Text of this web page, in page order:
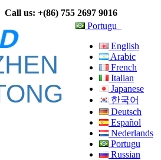
Call us: +(86) 755 2697 9016
Portugu
English
Arabic
French
Italian
Japanese
한국어
Deutsch
Español
Nederlands
Portugu
Russian